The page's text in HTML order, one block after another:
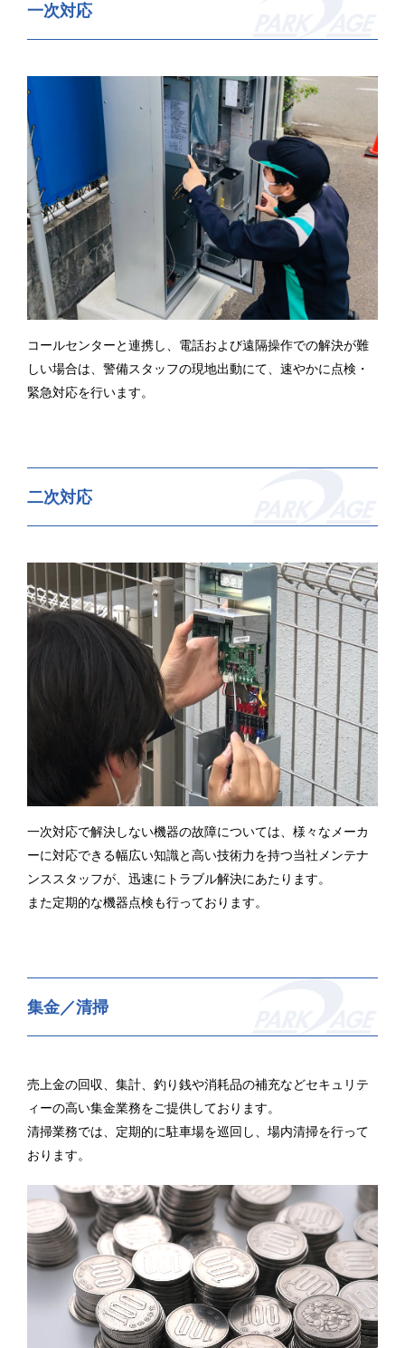
一次対応
コールセンターと連携し、電話および遠隔操作での解決が難
しい場合は、警備スタッフの現地出動にて、速やかに点検・
緊急対応を行います。
二次対応
一次対応で解決しない機器の故障については、様々なメーカ
ーに対応できる幅広い知識と高い技術力を持つ当社メンテナ
ンススタッフが、迅速にトラブル解決にあたります。
また定期的な機器点検も行っております。
集金／清掃
売上金の回収、集計、釣り銭や消耗品の補充などセキュリテ
ィーの高い集金業務をご提供しております。
清掃業務では、定期的に駐車場を巡回し、場内清掃を行って
おります。